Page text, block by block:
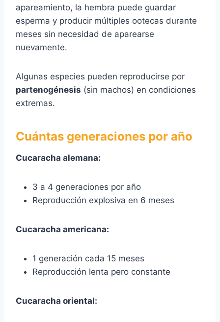
apareamiento, la hembra puede guardar
esperma y producir múltiples ootecas durante
meses sin necesidad de aparearse
nuevamente.
Algunas especies pueden reproducirse por
partenogénesis (sin machos) en condiciones
extremas.
Cuántas generaciones por año
Cucaracha alemana:
3 a 4 generaciones por año
Reproducción explosiva en 6 meses
Cucaracha americana:
1 generación cada 15 meses
Reproducción lenta pero constante
Cucaracha oriental: